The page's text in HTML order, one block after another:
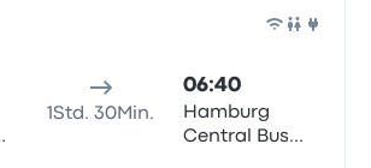
1Std. 30Min.
06:40
Hamburg
Central Bus